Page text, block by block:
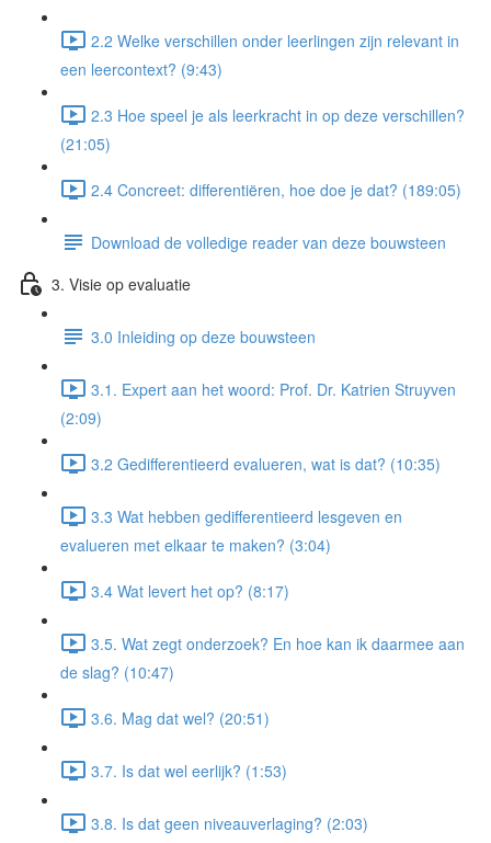
2.2 Welke verschillen onder leerlingen zijn relevant in
een leercontext? (9:43)
2.3 Hoe speel je als leerkracht in op deze verschillen?
(21:05)
2.4 Concreet: differentiëren, hoe doe je dat? (189:05)
Download de volledige reader van deze bouwsteen
3. Visie op evaluatie
3.0 Inleiding op deze bouwsteen
3.1. Expert aan het woord: Prof. Dr. Katrien Struyven
(2:09)
3.2 Gedifferentieerd evalueren, wat is dat? (10:35)
3.3 Wat hebben gedifferentieerd lesgeven en
evalueren met elkaar te maken? (3:04)
3.4 Wat levert het op? (8:17)
3.5. Wat zegt onderzoek? En hoe kan ik daarmee aan
de slag? (10:47)
3.6. Mag dat wel? (20:51)
3.7. Is dat wel eerlijk? (1:53)
3.8. Is dat geen niveauverlaging? (2:03)